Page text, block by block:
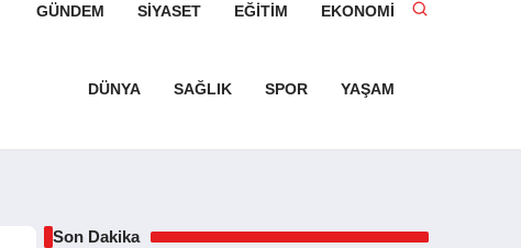
GÜNDEM SIYASET EĞITIM EKONOMI
DÜNYA SAĞLIK SPOR YAŞAM
Son Dakika